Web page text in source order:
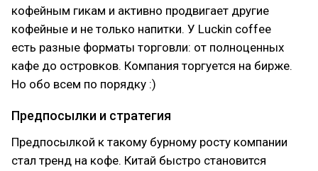
кофейным гикам и активно продвигает другие
кофейные и не только напитки. У Luckin coffee
есть разные форматы торговли: от полноценных
кафе до островков. Компания торгуется на бирже.
Но обо всем по порядку :)
Предпосылки и стратегия
Предпосылкой к такому бурному росту компании
стал тренд на кофе. Китай быстро становится